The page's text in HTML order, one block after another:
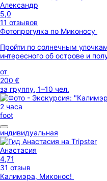
Александр
5,0
11 отзывов
Фотопрогулка по Миконосу
Пройти по солнечным
интересного об острове и
от
200 €
за группу, 1–10 чел.
2 часа
foot
индивидуальная
Анастасия
4,71
31 отзыв
Калимэра, Миконос!